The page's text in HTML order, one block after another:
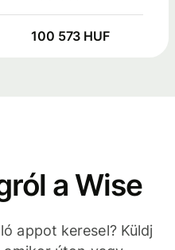
100 573 HUF
a Wise
appot keresel? Küldj